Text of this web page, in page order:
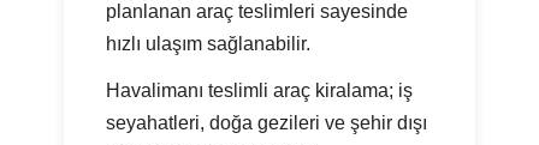
planlanan araç teslimleri sayesinde
hızlı ulaşım sağlanabilir.
Havalimanı teslimli araç kiralama; iş
seyahatleri, doğa gezileri ve şehir dışı